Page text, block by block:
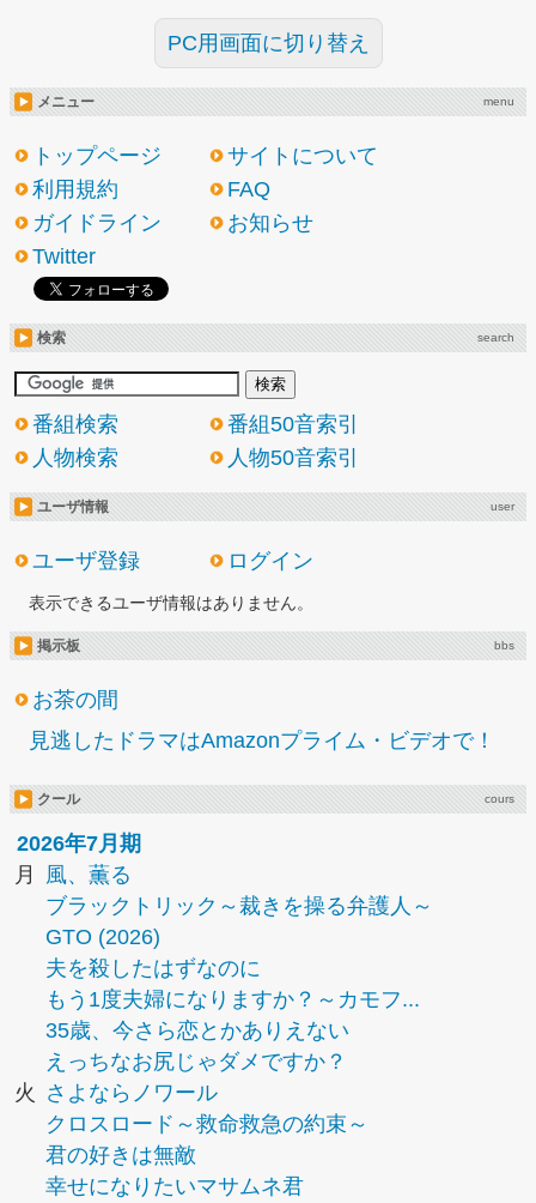
PC用画面に切り替え
メニュー menu
トップページ
サイトについて
利用規約
FAQ
ガイドライン
お知らせ
Twitter
検索 search
番組検索
番組50音索引
人物検索
人物50音索引
ユーザ情報 user
ユーザ登録 ログイン
表示できるユーザ情報はありません。
掲示板 bbs
お茶の間
見逃したドラマはAmazonプライム・ビデオで！
クール cours
2026年7月期
月
風、薫る
ブラックトリック～裁きを操る弁護人～
GTO (2026)
夫を殺したはずなのに
もう1度夫婦になりますか？～カモフ...
35歳、今さら恋とかありえない
えっちなお尻じゃダメですか？
火
さよならノワール
クロスロード～救命救急の約束～
君の好きは無敵
幸せになりたいマサムネ君